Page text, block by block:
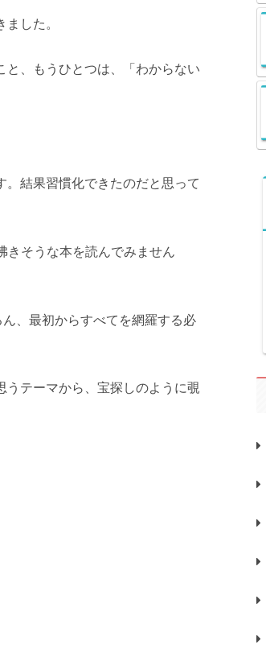
した。
、もうひとつは、「わからない
結果習慣化できたのだと思って
きそうな本を読んでみません
、最初からすべてを網羅する必
うテーマから、宝探しのように覗